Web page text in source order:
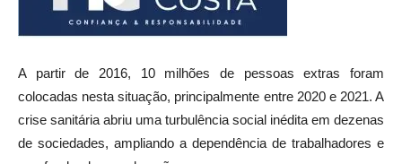
A partir de 2016, 10 milhões de pessoas extras foram
colocadas nesta situação, principalmente entre 2020 e 2021. A
crise sanitária abriu uma turbulência social inédita em dezenas
de sociedades, ampliando a dependência de trabalhadores e